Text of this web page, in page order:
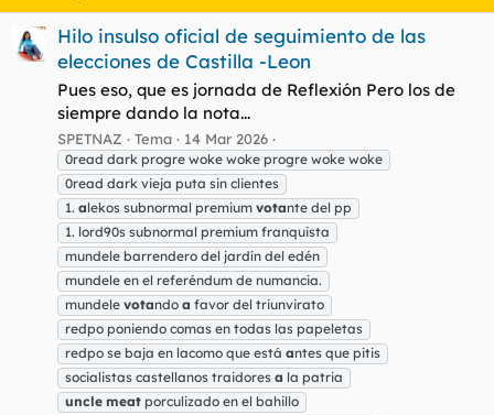
Hilo insulso oficial de seguimiento de las
elecciones de Castilla -Leon
Pues eso, que es jornada de Reflexión Pero los de
siempre dando la nota...
SPETNAZ Tema 14 Mar 2026
0read dark progre woke woke progre woke woke
0read dark vieja puta sin clientes
1. alekos subnormal premium votante del pp
1. lord90s subnormal premium franquista
mundele barrendero del jardín del edén
mundele en el referéndum de numancia.
mundele votando a favor del triunvirato
redpo poniendo comas en todas las papeletas
redpo se baja en lacomo que está antes que pitis
socialistas castellanos traidores a la patria
uncle meat porculizado en el bahillo